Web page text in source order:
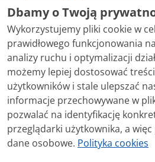
Skontaktuj się z nami
Treści zamieszczone w serwisie
bezpłatnie. Korzystanie z treści
serwisie podatki.gov.pl,
korzystania, nie wymaga zgody
Treści znaczone w serwisie jako
przedmiotem praw autorskich, o
Dbamy o Twoją
Wykorzystujemy pliki cookie w
prawidłowego funkcjonowania
analizy ruchu i optymalizacji
możemy lepiej dostosować
użytkowników i stale ulepszać
informacje przechowywane w
pozwalać na identyfikację
przeglądarki użytkownika, a
dane osobowe. Polityka cookies